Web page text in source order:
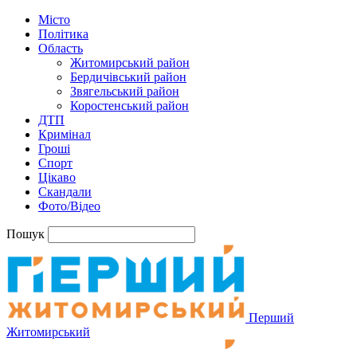
Місто
Політика
Область
Житомирський район
Бердичівський район
Звягельський район
Коростенський район
ДТП
Кримінал
Гроші
Спорт
Цікаво
Скандали
Фото/Відео
Пошук
Перший
Житомирський